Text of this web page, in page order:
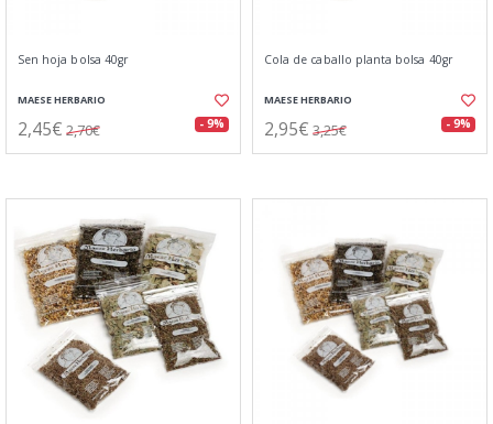
Sen hoja bolsa 40gr
MAESE HERBARIO
2,45€ 2,70€ - 9%
Cola de caballo planta bolsa 40gr
MAESE HERBARIO
2,95€ 3,25€ - 9%